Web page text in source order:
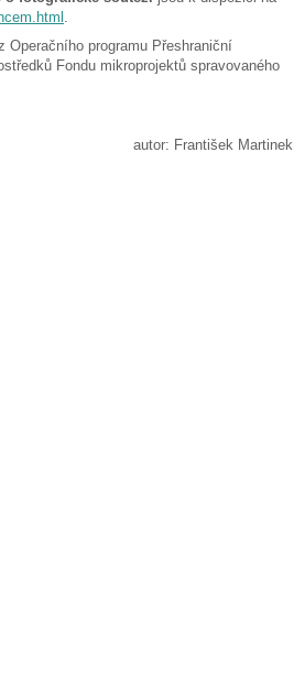
.
Operačního programu Přeshraniční
Fondu mikroprojektů spravovaného
autor: František Martinek